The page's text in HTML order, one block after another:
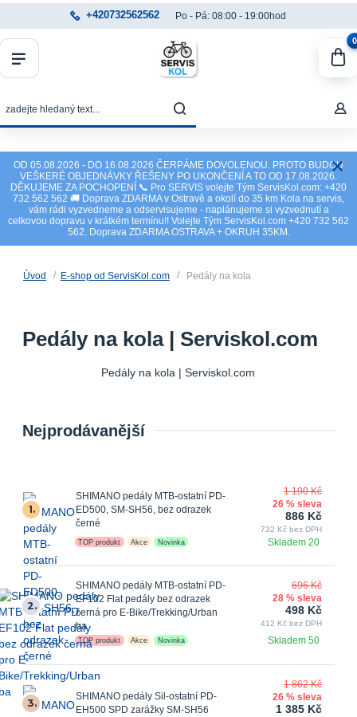
OD 05.08.2026 - DO 16.08.2026 ČERPÁME DOVOLENOU. PROTO BUDOU
VEŠKERÉ OBJEDNÁVKY ŘEŠENY PO UKONČENÍ A TO OD 17.08.2026.
DĚKUJEME ZA POCHOPENÍ 📞 Pro SERVIS volejte Tým ServisKol.com: +420
732 562 562 🚚 Doprava ZDARMA v Ostravě a okolí do 35 km Kola na servis,
vám rádi vyzvedneme a odservisujeme - naplánujeme si vyzvednutí a
celkovou dopravu v krátkém termínu!! Volejte Tým ServisKol.com +420 732 562
562. Doprava ZDARMA OSTRAVA + OKRUH 35KM.
+420732562562 Po - Pá: 08:00 - 19:00hod
0
Úvod E-shop od ServisKol.com Pedály na kola
Pedály na kola | Serviskol.com
Pedály na kola | Serviskol.com
Nejprodávanější
1.
SHIMANO pedály MTB-ostatní PD-
ED500, SM-SH56, bez odrazek
černé
Skladem 20
TOP produkt Akce Novinka
1 190 Kč
26 % sleva
886 Kč
732 Kč bez DPH
2.
SHIMANO pedály MTB-ostatní PD-
EF102 Flat pedály bez odrazek
černá pro E-Bike/Trekking/Urban
ba
Skladem 50
TOP produkt Akce Novinka
696 Kč
28 % sleva
498 Kč
412 Kč bez DPH
3.
SHIMANO pedály Sil-ostatní PD-
EH500 SPD zarážky SM-SH56
1 862 Kč
26 % sleva
1 385 Kč